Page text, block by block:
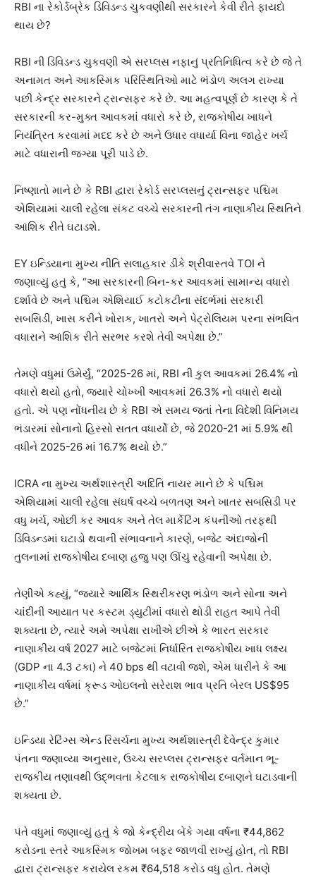
RBI ના રેકોર્ડબ્રેક ડિવિડન્ડ ચુકવણીથી સરકારને કેવી રીતે ફાયદો
થાય છે?
RBI ની ડિવિડન્ડ ચુકવણી એ સરપ્લસ નફાનું પ્રતિનિધિત્વ કરે છે જે તે
અનામત અને આકસ્મિક પરિસ્થિતિઓ માટે ભંડોળ અલગ રાખ્યા
પછી કેન્દ્ર સરકારને ટ્રાન્સફર કરે છે. આ મહત્વપૂર્ણ છે કારણ કે તે
સરકારની કર-મુક્ત આવકમાં વધારો કરે છે, રાજકોષીય ખાધને
નિયંત્રિત કરવામાં મદદ કરે છે અને ઉધાર વધાર્યા વિના જાહેર ખર્ચ
માટે વધારાની જગ્યા પૂરી પાડે છે.
નિષ્ણાતો માને છે કે RBI દ્વારા રેકોર્ડ સરપ્લસનું ટ્રાન્સફર પશ્ચિમ
એશિયામાં ચાલી રહેલા સંકટ વચ્ચે સરકારની તંગ નાણાકીય સ્થિતિને
આંશિક રીતે ઘટાડશે.
EY ઇન્ડિયાના મુખ્ય નીતિ સલાહકાર ડીકે શ્રીવાસ્તવે TOI ને
જણાવ્યું હતું કે, “આ સરકારની બિન-કર આવકમાં સામાન્ય વધારો
દર્શાવે છે અને પશ્ચિમ એશિયાઈ કટોકટીના સંદર્ભમાં સરકારી
સબસિડી, ખાસ કરીને ખોરાક, ખાતરો અને પેટ્રોલિયમ પરના સંભવિત
વધારાને આંશિક રીતે સરભર કરશે તેવી અપેક્ષા છે.”
તેમણે વધુમાં ઉમેર્યું, “2025-26 માં, RBI ની કુલ આવકમાં 26.4% નો
વધારો થયો હતો, જ્યારે ચોખ્ખી આવકમાં 26.3% નો વધારો થયો
હતો. એ પણ નોંધનીય છે કે RBI એ સમય જતાં તેના વિદેશી વિનિમય
ભંડારમાં સોનાનો હિસ્સો સતત વધાર્યો છે, જે 2020-21 માં 5.9% થી
વધીને 2025-26 માં 16.7% થયો છે.”
ICRA ના મુખ્ય અર્થશાસ્ત્રી અદિતિ નાયર માને છે કે પશ્ચિમ
એશિયામાં ચાલી રહેલા સંઘર્ષ વચ્ચે બળતણ અને ખાતર સબસિડી પર
વધુ ખર્ચ, ઓછી કર આવક અને તેલ માર્કેટિંગ કંપનીઓ તરફથી
ડિવિડન્ડમાં ઘટાડો થવાની સંભાવનાને કારણે, બજેટ અંદાજોની
તુલનામાં રાજકોષીય દબાણ હજુ પણ ઊંચું રહેવાની અપેક્ષા છે.
તેણીએ કહ્યું, “જ્યારે આર્થિક સ્થિરીકરણ ભંડોળ અને સોના અને
ચાંદીની આયાત પર કસ્ટમ ડ્યુટીમાં વધારો થોડી રાહત આપે તેવી
શક્યતા છે, ત્યારે અમે અપેક્ષા રાખીએ છીએ કે ભારત સરકાર
નાણાકીય વર્ષ 2027 માટે બજેટમાં નિર્ધારિત રાજકોષીય ખાધ લક્ષ્ય
(GDP ના 4.3 ટકા) ને 40 bps થી વટાવી જશે, એમ ધારીને કે આ
નાણાકીય વર્ષમાં ક્રૂડ ઓઇલનો સરેરાશ ભાવ પ્રતિ બેરલ US$95
છે.”
ઇન્ડિયા રેટિંગ્સ એન્ડ રિસર્ચના મુખ્ય અર્થશાસ્ત્રી દેવેન્દ્ર કુમાર
પંતના જણાવ્યા અનુસાર, ઉચ્ચ સરપ્લસ ટ્રાન્સફર વર્તમાન ભૂ-
રાજકીય તણાવથી ઉદ્ભવતા કેટલાક રાજકોષીય દબાણને ઘટાડવાની
શક્યતા છે.
પંતે વધુમાં જણાવ્યું હતું કે જો કેન્દ્રીય બેંકે ગયા વર્ષના ₹44,862
કરોડના સ્તરે આકસ્મિક જોખમ બફર જાળવી રાખ્યું હોત, તો RBI
દ્વારા ટ્રાન્સફર કરાયેલ રકમ ₹64,518 કરોડ વધુ હોત. તેમણે